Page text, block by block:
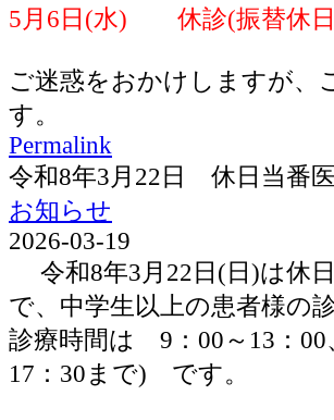
5月6日(水) 休診(振替休
ご迷惑をおかけしますが、
す。
Permalink
令和8年3月22日 休日当番
お知らせ
2026-03-19
令和8年3月22日(日)は休
で、中学生以上の患者様の
診療時間は 9：00～13：
17：30まで) です。